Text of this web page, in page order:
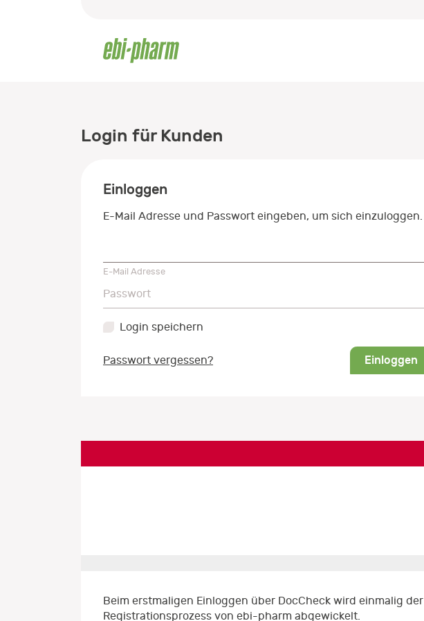
Login für Kunden
Einloggen
E-Mail Adresse und Passwort eingeben, um sich einzuloggen.
E-Mail Adresse
Passwort
Passwort
Login speichern
Passwort vergessen? Einloggen
Beim erstmaligen Einloggen über DocCheck wird einmalig der
Registrationsprozess von ebi-pharm abgewickelt.